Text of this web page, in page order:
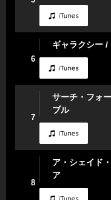
6
ギャラクシー /
7
サーチ・フォ
ブル
8
ア・シェイド
ア